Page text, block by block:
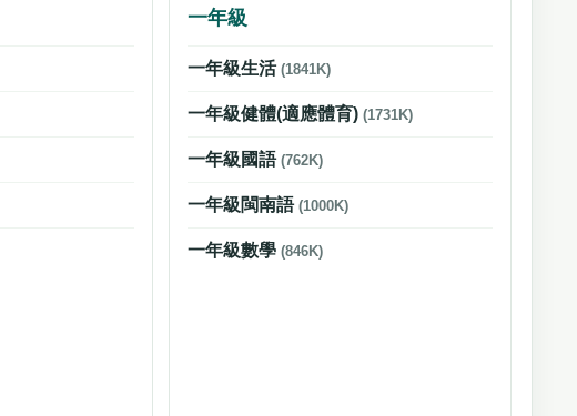
一年級
一年級生活(1841K)
一年級健體(適應體育)(1731K)
一年級國語(762K)
一年級閩南語(1000K)
一年級數學(846K)